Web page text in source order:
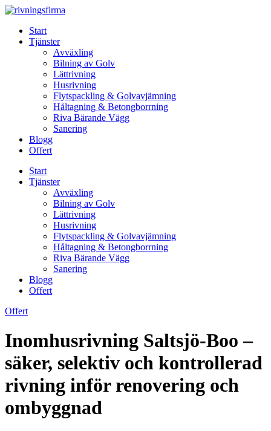
Skip
contentStart
Tjänster
Avväxling
Bilning av Golv
Lättrivning
Husrivning
Flytspackling & Golvavjämning
Håltagning & Betongborrning
Riva Bärande Vägg
Sanering
Blogg
Offert
Start
Tjänster
Avväxling
Bilning av Golv
Lättrivning
Husrivning
Flytspackling & Golvavjämning
Håltagning & Betongborrning
Riva Bärande Vägg
Sanering
Blogg
Offert
Offert
Inomhusrivning Saltsjö-Boo –
säker, selektiv och kontrollerad
rivning inför renovering och
ombyggnad